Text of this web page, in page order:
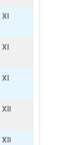
XI
XI
XI
XII
XII